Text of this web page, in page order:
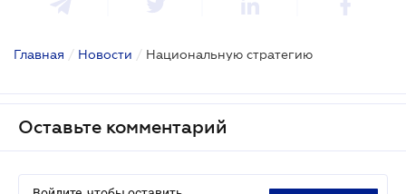
Главная / Новости / Национальную стратегию
Оставьте комментарий